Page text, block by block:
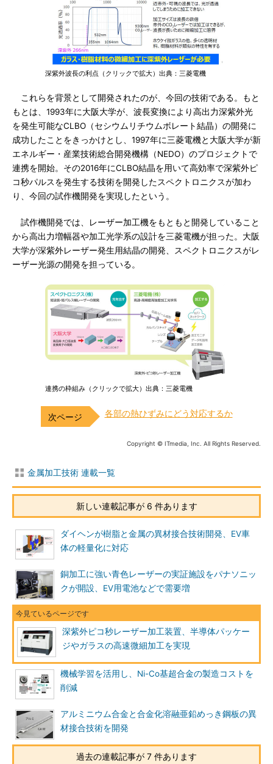
深紫外波長の利点（クリックで拡大）出典：三菱電機
これらを背景として開発されたのが、今回の技術である。もと
もとは、1993年に大阪大学が、波長変換により高出力深紫外光
を発生可能なCLBO（セシウムリチウムボレート結晶）の開発に
成功したことをきっかけとし、1997年に三菱電機と大阪大学が新
エネルギー・産業技術総合開発機構（NEDO）のプロジェクトで
連携を開始。その2016年にCLBO結晶を用いて高効率で深紫外ピ
コ秒パルスを発生する技術を開発したスペクトロニクスが加わ
り、今回の試作機開発を実現したという。
試作機開発では、レーザー加工機をもともと開発していること
から高出力増幅器や加工光学系の設計を三菱電機が担った。大阪
大学が深紫外レーザー発生用結晶の開発、スペクトロニクスがレ
ーザー光源の開発を担っている。
連携の枠組み（クリックで拡大）出典：三菱電機
各部の熱ひずみにどう対応するか
Copyright © ITmedia, Inc. All Rights Reserved.
金属加工技術 連載一覧
新しい連載記事が 6 件あります
ダイヘンが樹脂と金属の異材接合技術開発、EV車
体の軽量化に対応
銅加工に強い青色レーザーの実証施設をパナソニッ
クが開設、EV用電池などで需要増
深紫外ピコ秒レーザー加工装置、半導体パッケー
ジやガラスの高速微細加工を実現
機械学習を活用し、Ni-Co基超合金の製造コストを
削減
アルミニウム合金と合金化溶融亜鉛めっき鋼板の異
材接合技術を開発
過去の連載記事が 7 件あります